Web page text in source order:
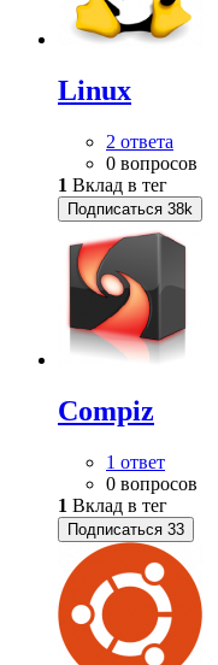
Linux
2 ответа
0 вопросов
1 Вклад в тег
Подписаться 38k
Compiz
1 ответ
0 вопросов
1 Вклад в тег
Подписаться 33